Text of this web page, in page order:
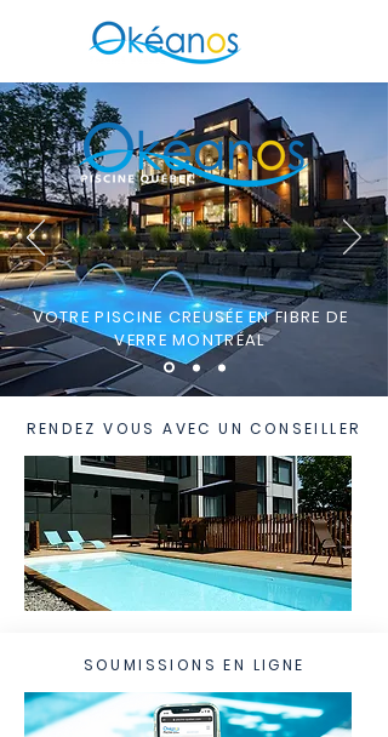
VOTRE PISCINE CREUSÉE EN FIBRE DE
VERRE MONTRÉAL
RENDEZ VOUS AVEC UN CONSEILLER
SOUMISSIONS EN LIGNE